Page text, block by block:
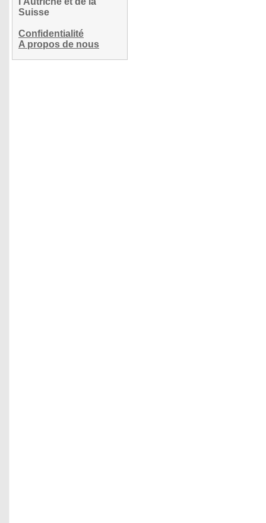
Suisse
Confidentialité
A propos de nous